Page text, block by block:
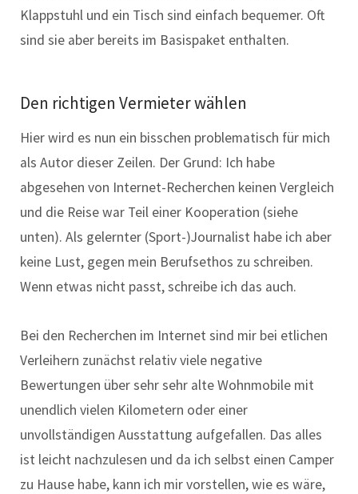
Klappstuhl und ein Tisch sind einfach bequemer. Oft
sind sie aber bereits im Basispaket enthalten.
Den richtigen Vermieter wählen
Hier wird es nun ein bisschen problematisch für mich
als Autor dieser Zeilen. Der Grund: Ich habe
abgesehen von Internet-Recherchen keinen Vergleich
und die Reise war Teil einer Kooperation (siehe
unten). Als gelernter (Sport-)Journalist habe ich aber
keine Lust, gegen mein Berufsethos zu schreiben.
Wenn etwas nicht passt, schreibe ich das auch.
Bei den Recherchen im Internet sind mir bei etlichen
Verleihern zunächst relativ viele negative
Bewertungen über sehr sehr alte Wohnmobile mit
unendlich vielen Kilometern oder einer
unvollständigen Ausstattung aufgefallen. Das alles
ist leicht nachzulesen und da ich selbst einen Camper
zu Hause habe, kann ich mir vorstellen, wie es wäre,